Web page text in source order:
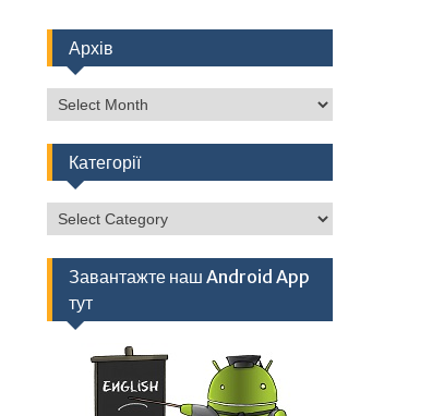
Архів
Архів
Категорії
Категорії
Завантажте наш Android App
тут